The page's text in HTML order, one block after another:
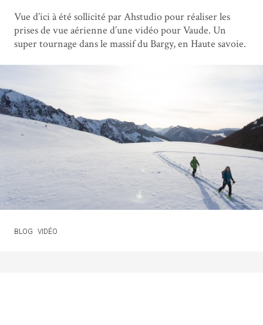
Vue d’ici à été sollicité par Ahstudio pour réaliser les
prises de vue aérienne d’une vidéo pour Vaude. Un
super tournage dans le massif du Bargy, en Haute savoie.
BLOG VIDÉO